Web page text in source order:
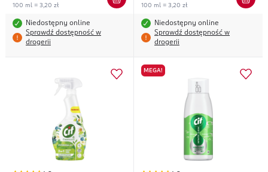
100 ml = 3,20 zł
Niedostępny online
Sprawdź dostępność w
drogerii
100 ml = 3,20 zł
Niedostępny online
Sprawdź dostępność w
drogerii
MEGA!